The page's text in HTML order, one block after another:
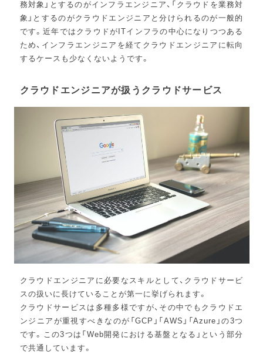
務対象」とするのがインフラエンジニア、「クラウドを業務対
象」とするのがクラウドエンジニアと分けられるのが一般的
です。近年ではクラウドがITインフラの中心になりつつある
ため、インフラエンジニアを経てクラウドエンジニアに転向
するケースも少なくないようです。
クラウドエンジニアが扱うクラウドサービス
クラウドエンジニアに必要なスキルとして、クラウドサービ
スの扱いに長けていることが第一に挙げられます。
クラウドサービスは多種多様ですが、その中でもクラウドエ
ンジニアが重視すべきなのが「GCP」「AWS」「Azure」の3つ
です。この3つは「Web開発における基盤となる」という部分
で共通しています。